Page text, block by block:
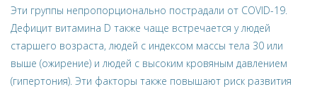
Эти группы непропорционально пострадали от COVID-19.
Дефицит витамина D также чаще встречается у людей
старшего возраста, людей с индексом массы тела 30 или
выше (ожирение) и людей с высоким кровяным давлением
(гипертония). Эти факторы также повышают риск развития